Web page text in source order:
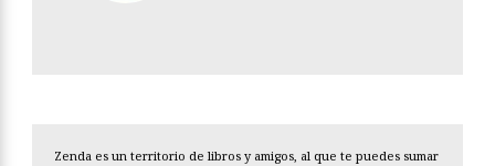
Zenda es un territorio de libros y amigos, al que te puedes sumar